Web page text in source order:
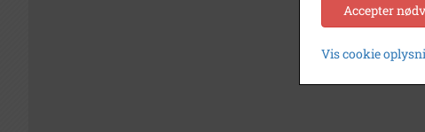
Accepter
Vis cookie